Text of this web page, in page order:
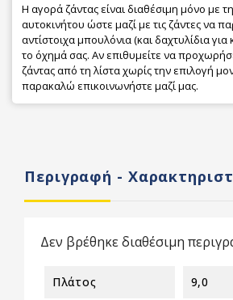
Η αγορά ζάντας είναι διαθέσιμη μόνο με
αυτοκινήτου ώστε μαζί με τις ζάντες να
αντίστοιχα μπουλόνια (και δαχτυλίδια
το όχημά σας. Αν επιθυμείτε να
ζάντας από τη λίστα χωρίς την επιλογή
παρακαλώ επικοινωνήστε μαζί μας.
Περιγραφή -
Δεν βρέθηκε διαθέσιμη
Πλάτος 9,0